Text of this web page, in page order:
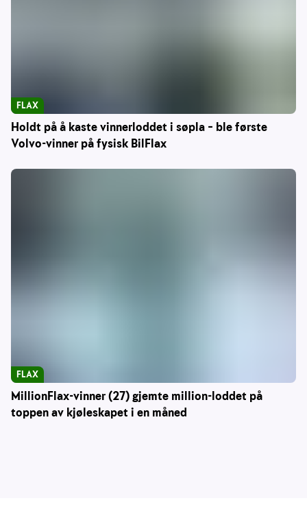
Holdt på å kaste vinnerloddet i søpla – ble første
Volvo-vinner på fysisk BilFlax
FLAX
MillionFlax-vinner (27) gjemte million-loddet på
toppen av kjøleskapet i en måned
FLAX